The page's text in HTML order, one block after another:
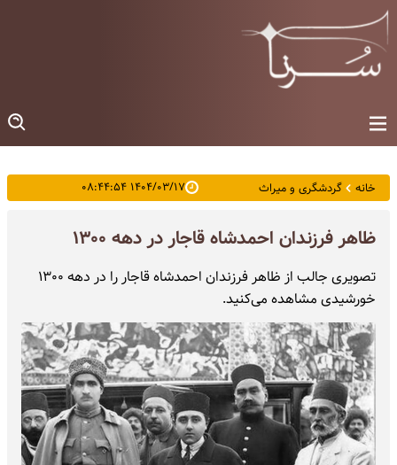
خانه گردشگری و میراث ۱۴۰۴/۰۳/۱۷ ۰۸:۴۴:۵۴
ظاهر فرزندان احمدشاه قاجار در دهه ۱۳۰۰
تصویری جالب از ظاهر فرزندان احمدشاه قاجار را در دهه ۱۳۰۰
خورشیدی مشاهده می‌کنید.